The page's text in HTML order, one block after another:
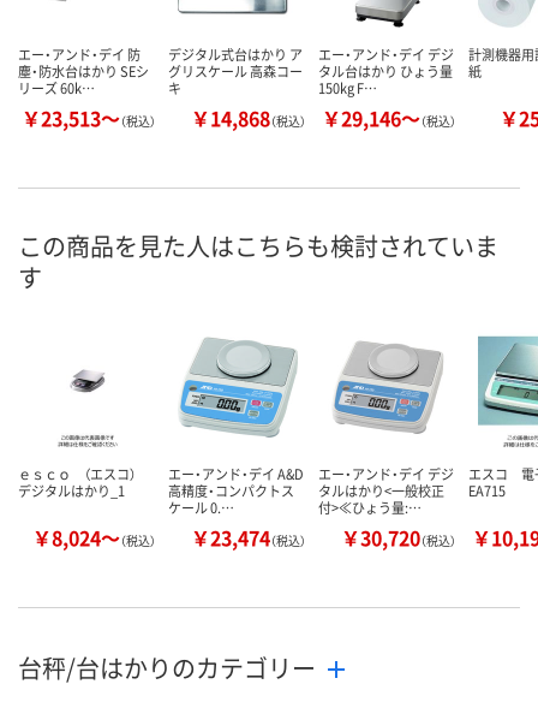
エー・アンド・デイ 防
塵・防水台はかり SEシ
リーズ 60k…
￥23,513～（税込）
デジタル式台はかり ア
グリスケール 高森コー
キ
￥14,868（税込）
エー・アンド・デイ デジ
タル台はかり ひょう量
150kg F…
￥29,146～（税込）
計測機器
紙
￥
この商品を見た人はこちらも検討されていま
す
ｅｓｃｏ （エスコ）
デジタルはかり_1
￥8,024～（税込）
エー・アンド・デイ A&D
高精度・コンパクトス
ケール 0.…
￥23,474（税込）
エー・アンド・デイ デジ
タルはかり<一般校正
付>≪ひょう量:…
￥30,720（税込）
エスコ
EA715
￥
台秤/台はかりのカテゴリー